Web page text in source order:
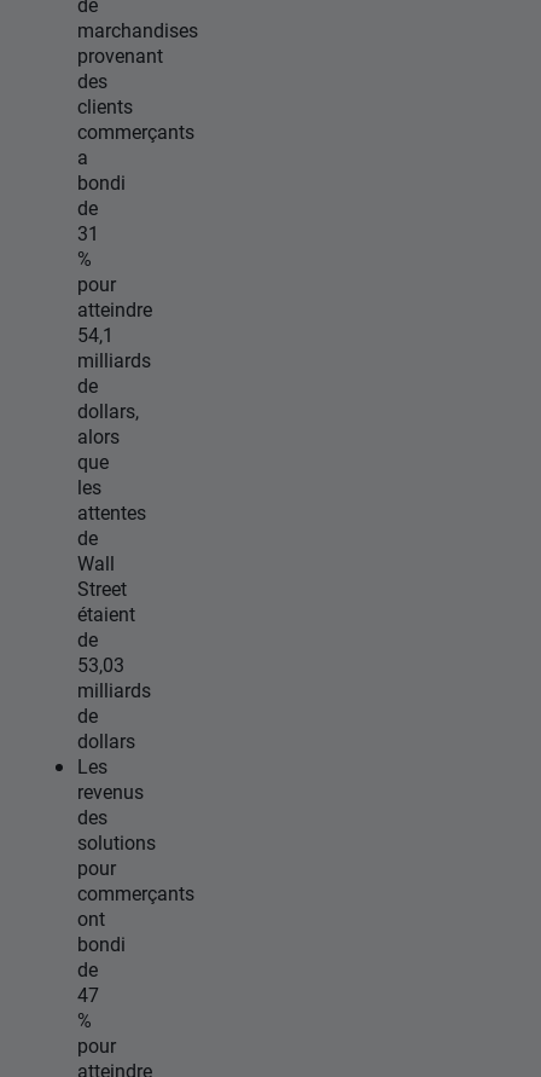
marchandises
provenant
des
clients
commerçants
a
bondi
de
31
%
pour
atteindre
54,1
milliards
de
dollars,
alors
que
les
attentes
de
Wall
Street
étaient
de
53,03
milliards
de
dollars
Les
revenus
des
solutions
pour
commerçants
ont
bondi
de
47
%
pour
atteindre